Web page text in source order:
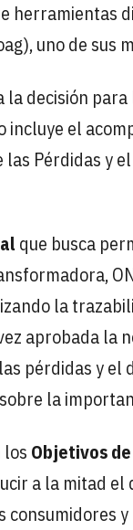
uno de sus
la decisión
incluye el
Pérdidas y
que busca
la
aprobada la
pérdidas y
la
los Objetivos
a la mitad